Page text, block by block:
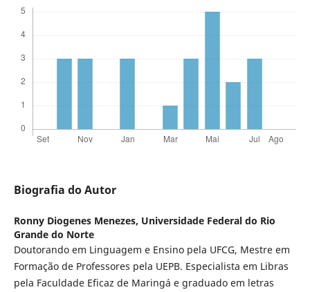
Biografia do Autor
Ronny Diogenes Menezes, Universidade Federal do Rio
Grande do Norte
Doutorando em Linguagem e Ensino pela UFCG, Mestre em
Formação de Professores pela UEPB. Especialista em Libras
pela Faculdade Eficaz de Maringá e graduado em letras